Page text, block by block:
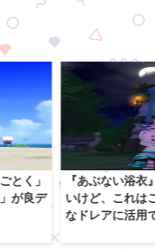
次へ
検索
とく」
が良デ
『あぶない浴
いけど、これは
なドレアに活用